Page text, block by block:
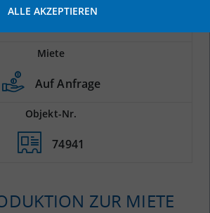
Miete
Auf Anfrage
Objekt-Nr.
74941
ZUR MIETE
ALLE AKZEPTIEREN